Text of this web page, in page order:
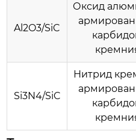
Al2O3/SiC
Оксид
Si3N4/SiC
Нитрид